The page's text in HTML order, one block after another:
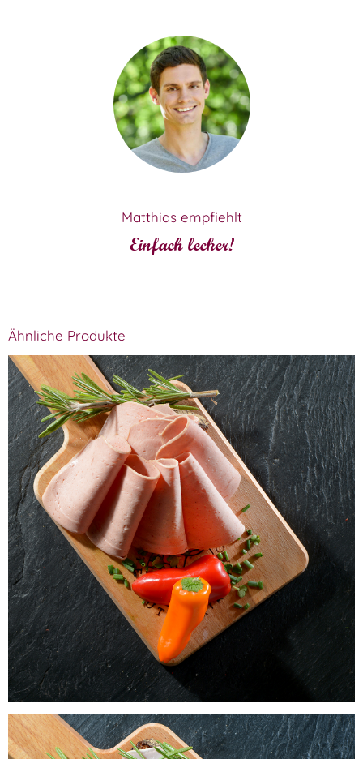
Matthias empfiehlt
Einfach lecker!
Ähnliche Produkte
Laacher Bio Fleischkäse Aufschnitt
WISSEN wo`s herkommt!
4,05€